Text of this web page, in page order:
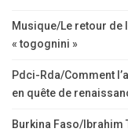
Musique/Le retour de
« togognini »
Pdci-Rda/Comment
en quête de
Burkina Faso/